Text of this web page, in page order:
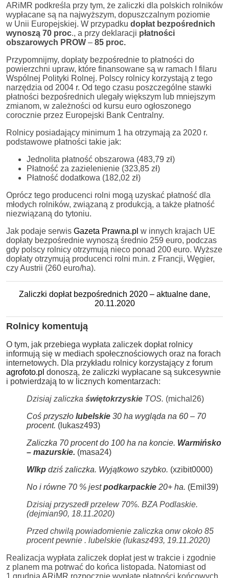
ARiMR podkreśla przy tym, że zaliczki dla polskich rolników
wypłacane są na najwyższym, dopuszczalnym poziomie
w Unii Europejskiej. W przypadku dopłat bezpośrednich
wynoszą 70 proc., a przy deklaracji płatności
obszarowych PROW – 85 proc.
Przypomnijmy, dopłaty bezpośrednie to płatności do
powierzchni upraw, które finansowane są w ramach I filaru
Wspólnej Polityki Rolnej. Polscy rolnicy korzystają z tego
narzędzia od 2004 r. Od tego czasu poszczególne stawki
płatności bezpośrednich ulegały większym lub mniejszym
zmianom, w zależności od kursu euro ogłoszonego
corocznie przez Europejski Bank Centralny.
Rolnicy posiadający minimum 1 ha otrzymają za 2020 r.
podstawowe płatności takie jak:
Jednolita płatność obszarowa (483,79 zł)
Płatność za zazielenienie (323,85 zł)
Płatność dodatkowa (182,02 zł)
Oprócz tego producenci rolni mogą uzyskać płatność dla
młodych rolników, związaną z produkcją, a także płatność
niezwiązaną do tytoniu.
Jak podaje serwis Gazeta Prawna.pl w innych krajach UE
dopłaty bezpośrednie wynoszą średnio 259 euro, podczas
gdy polscy rolnicy otrzymują nieco ponad 200 euro. Wyższe
dopłaty otrzymują producenci rolni m.in. z Francji, Węgier,
czy Austrii (260 euro/ha).
Zaliczki dopłat bezpośrednich 2020 – aktualne dane,
20.11.2020
Rolnicy komentują
O tym, jak przebiega wypłata zaliczek dopłat rolnicy
informują się w mediach społecznościowych oraz na forach
internetowych. Dla przykładu rolnicy korzystający z forum
agrofoto.pl donoszą, że zaliczki wypłacane są sukcesywnie
i potwierdzają to w licznych komentarzach:
Dzisiaj zaliczka świętokrzyskie TOS. (michal26)
Coś przyszło lubelskie 30 ha wygląda na 60 – 70
procent. (lukasz493)
Zaliczka 70 procent do 100 ha na koncie. Warmińsko
– mazurskie. (masa24)
Wlkp dziś zaliczka. Wyjątkowo szybko. (xzibit0000)
No i równe 70 % jestpodkarpackie 20+ ha. (Emil39)
Dzisiaj przyszedł przelew 70%. BZA Podlaskie.
(dejmian90, 18.11.2020)
Przed chwilą powiadomienie zaliczka onw około 85
procent pewnie . lubelskie (lukasz493, 19.11.2020)
Realizacja wypłata zaliczek dopłat jest w trakcie i zgodnie
z planem ma potrwać do końca listopada. Natomiast od
1 grudnia ARiMR rozpocznie wypłatę płatności końcowych.